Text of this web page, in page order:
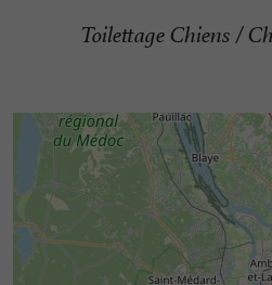
Toilettage Chiens /